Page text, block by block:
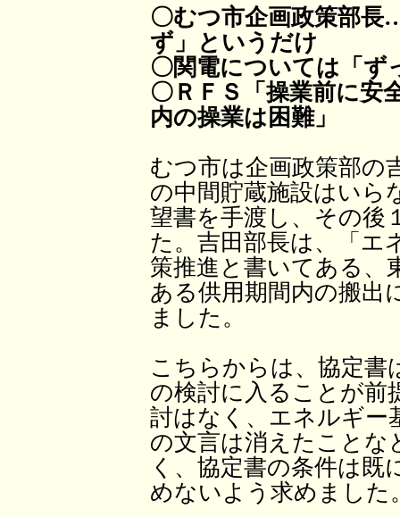
〇むつ市企画政策部
ず」というだけ
〇関電については「ず
〇ＲＦＳ「操業前に安
内の操業は困難」
むつ市は企画政策部の
の中間貯蔵施設はいら
望書を手渡し、その後
た。吉田部長は、「エ
策推進と書いてある、
ある供用期間内の搬出
ました。
こちらからは、協定書
の検討に入ることが前
討はなく、エネルギー
の文言は消えたことな
く、協定書の条件は既
めないよう求めました